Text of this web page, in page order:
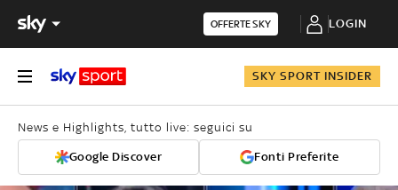
OFFERTE SKY LOGIN
SKY SPORT INSIDER
News e Highlights, tutto live: seguici su
Google Discover Fonti Preferite